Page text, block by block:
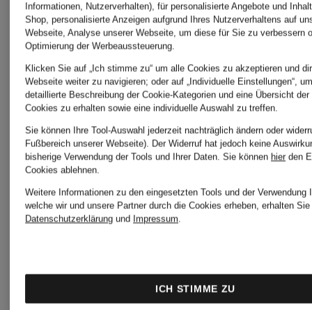
KINGA
MATHE
Dirndl
CONNY
699,99 €
Neu
Dirndl
mit
1.299 €
Informationen, Nutzerverhalten), für personalisierte Angebote und
Shop, personalisierte Anzeigen aufgrund Ihres Nutzerverhaltens auf
Webseite, Analyse unserer Webseite, um diese für Sie zu verbessern
Optimierung der Werbeaussteuerung.
Klicken Sie auf „Ich stimme zu“ um alle Cookies zu akzeptieren und
Webseite weiter zu navigieren; oder auf „Individuelle Einstellungen“,
detaillierte Beschreibung der Cookie-Kategorien und eine Übersicht
Cookies zu erhalten sowie eine individuelle Auswahl zu treffen.
Sie können Ihre Tool-Auswahl jederzeit nachträglich ändern oder
Fußbereich unserer Webseite). Der Widerruf hat jedoch keine
bisherige Verwendung der Tools und Ihrer Daten. Sie können hier den
Cookies ablehnen.
Weitere Informationen zu den eingesetzten Tools und der Verwendung
welche wir und unsere Partner durch die Cookies erheben, erhalten
Datenschutzerklärung und Impressum.
ICH STIMME ZU